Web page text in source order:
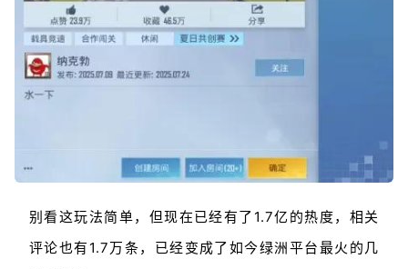
别看这玩法简单，但现在已经有了1.7亿的热度，相关
评论也有1.7万条，已经变成了如今绿洲平台最火的几